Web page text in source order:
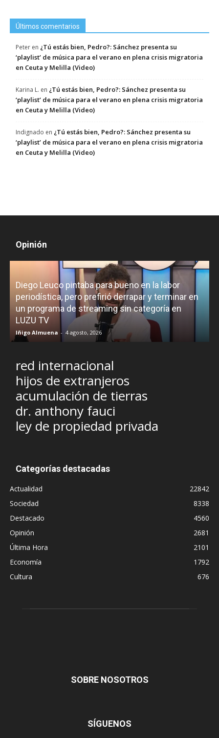
Últimos comentarios
Peter en ¿Tú estás bien, Pedro?: Sánchez presenta su
‘playlist’ de música para el verano en plena crisis migratoria
en Ceuta y Melilla (Video)
Karina L. en ¿Tú estás bien, Pedro?: Sánchez presenta su
‘playlist’ de música para el verano en plena crisis migratoria
en Ceuta y Melilla (Video)
Indignado en ¿Tú estás bien, Pedro?: Sánchez presenta su
‘playlist’ de música para el verano en plena crisis migratoria
en Ceuta y Melilla (Video)
Opinión
Diego Leuco pintaba para bueno en la labor
periodística, pero prefirió derrapar y terminar en
un programa de streaming sin categoría en
LUZU TV
Iñigo Almuena - 4 agosto, 2026
red internacional
hijos de extranjeros
acumulación de tierras
dr. anthony fauci
ley de propiedad privada
Categorías destacadas
Actualidad
22842
Sociedad
8338
Destacado
4560
Opinión
2681
Última Hora
2101
Economía
1792
Cultura
676
SOBRE NOSOTROS
SÍGUENOS